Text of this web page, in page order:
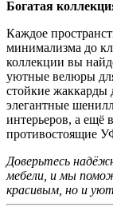
Богатая
Каждое
минимализма до
коллекции вы
уютные велюры
стойкие жаккарды
элегантные
интерьеров, а ещё
противостоящие
Доверьтесь
мебели, и мы
красивым, но и